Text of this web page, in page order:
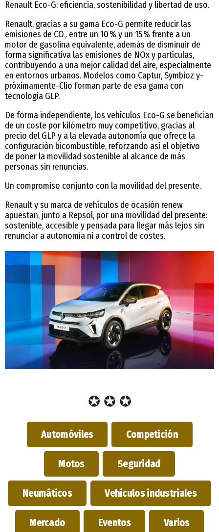
Renault Eco-G: eficiencia, sostenibilidad y libertad de uso.
Renault, gracias a su gama Eco-G permite reducir las
emisiones de CO₂ entre un 10 % y un 15 % frente a un
motor de gasolina equivalente, además de disminuir de
forma significativa las emisiones de NOx y partículas,
contribuyendo a una mejor calidad del aire, especialmente
en entornos urbanos. Modelos como Captur, Symbioz y-
próximamente-Clio forman parte de esa gama con
tecnología GLP.
De forma independiente, los vehículos Eco-G se benefician
de un coste por kilómetro muy competitivo, gracias al
precio del GLP y a la elevada autonomía que ofrece la
configuración bicombustible, reforzando así el objetivo
de poner la movilidad sostenible al alcance de más
personas sin renuncias.
Un compromiso conjunto con la movilidad del presente.
Renault y su marca de vehículos de ocasión renew
apuestan, junto a Repsol, por una movilidad del presente:
sostenible, accesible y pensada para llegar más lejos sin
renunciar a autonomía ni a control de costes.
✪ ✪ ✪
Automóviles Competición
Motos Seguridad
Neumáticos Vehículos industriales
Mercado Eventos Varios